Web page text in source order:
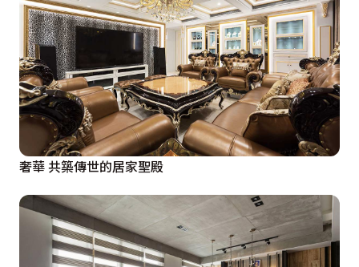
奢華 共築傳世的居家聖殿